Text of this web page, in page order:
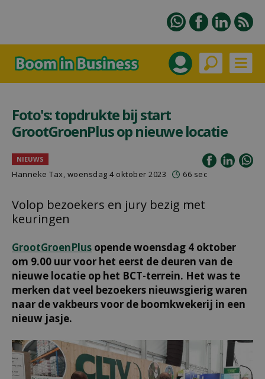
Foto's: topdrukte bij start
GrootGroenPlus op nieuwe locatie
NIEUWS
Hanneke Tax, woensdag 4 oktober 2023 66 sec
Volop bezoekers en jury bezig met
keuringen
GrootGroenPlus opende woensdag 4 oktober
om 9.00 uur voor het eerst de deuren van de
nieuwe locatie op het BCT-terrein. Het was te
merken dat veel bezoekers nieuwsgierig waren
naar de vakbeurs voor de boomkwekerij in een
nieuw jasje.